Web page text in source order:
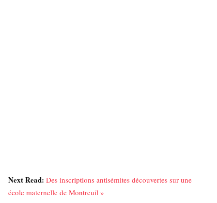
Next Read: Des inscriptions antisémites découvertes sur une
école maternelle de Montreuil »